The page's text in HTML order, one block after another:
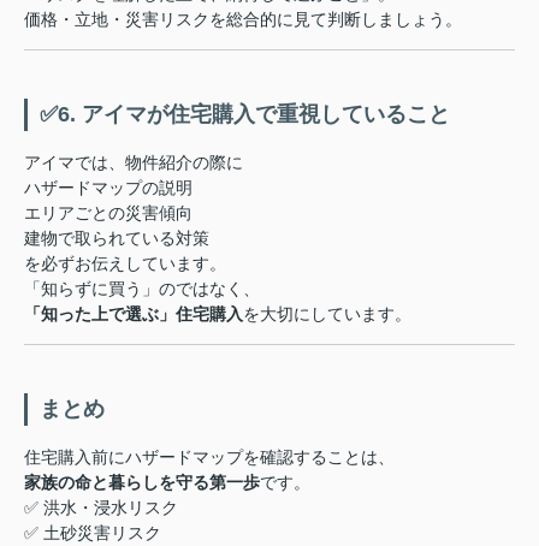
価格・立地・災害リスクを総合的に見て判断しましょう。
✅6. アイマが住宅購入で重視していること
アイマでは、物件紹介の際に
ハザードマップの説明
エリアごとの災害傾向
建物で取られている対策
を必ずお伝えしています。
「知らずに買う」のではなく、
「知った上で選ぶ」住宅購入を大切にしています。
まとめ
住宅購入前にハザードマップを確認することは、
家族の命と暮らしを守る第一歩です。
✅ 洪水・浸水リスク
✅ 土砂災害リスク